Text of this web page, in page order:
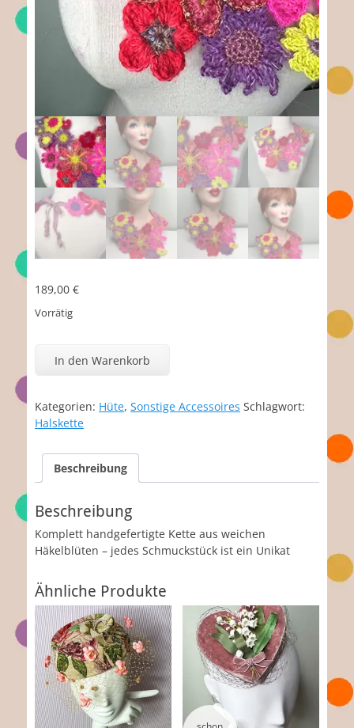
189,00 €
Vorrätig
In den Warenkorb
Kategorien: Hüte, Sonstige Accessoires Schlagwort:
Halskette
Beschreibung
Beschreibung
Komplett handgefertigte Kette aus weichen
Häkelblüten – jedes Schmuckstück ist ein Unikat
Ähnliche Produkte